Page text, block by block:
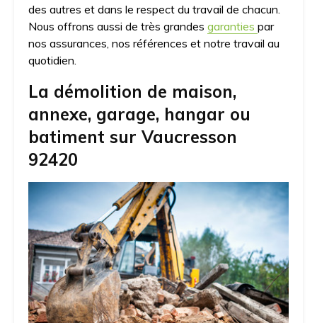
des autres et dans le respect du travail de chacun.
Nous offrons aussi de très grandes garanties par
nos assurances, nos références et notre travail au
quotidien.
La démolition de maison,
annexe, garage, hangar ou
batiment sur Vaucresson
92420